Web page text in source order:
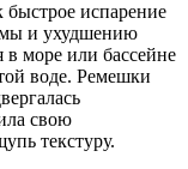
испарение
и ухудшению
в море или бассейне
воде. Ремешки
свою
текстуру.